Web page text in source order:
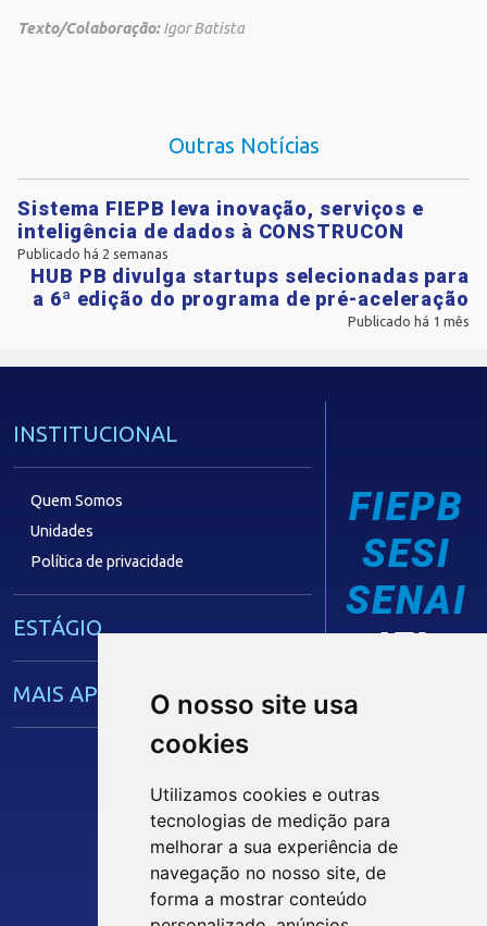
O nosso site usa
cookies
Utilizamos cookies e outras
tecnologias de medição para
melhorar a sua experiência de
navegação no nosso site, de
forma a mostrar conteúdo
Texto/Colaboração:Igor Batista
Outras Notícias
Sistema FIEPB leva inovação, serviços e
inteligência de dados à CONSTRUCON
Publicado há 2 semanas
HUB PB divulga startups selecionadas para
a 6ª edição do programa de pré-aceleração
Publicado há 1 mês
INSTITUCIONAL
Quem Somos
Unidades
Política de privacidade
ESTÁGIO
MAIS APRENDIZ
CAPACITAÇÃO EMPRESARIAL
OPORTUNIDADES
FIEPB
SESI
SENAI
IEL
Siga nossas Redes Sociais